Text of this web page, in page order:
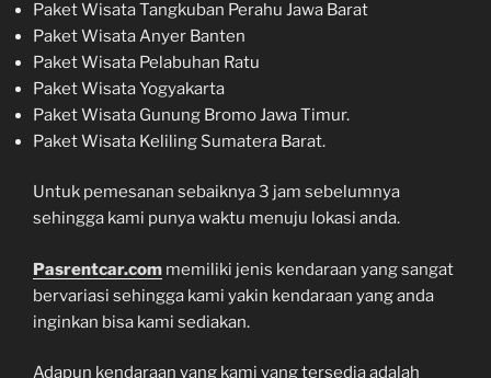
Paket Wisata Tangkuban Perahu Jawa Barat
Paket Wisata Anyer Banten
Paket Wisata Pelabuhan Ratu
Paket Wisata Yogyakarta
Paket Wisata Gunung Bromo Jawa Timur.
Paket Wisata Keliling Sumatera Barat.
Untuk pemesanan sebaiknya 3 jam sebelumnya
sehingga kami punya waktu menuju lokasi anda.
Pasrentcar.com memiliki jenis kendaraan yang sangat
bervariasi sehingga kami yakin kendaraan yang anda
inginkan bisa kami sediakan.
Adapun kendaraan yang kami yang tersedia adalah